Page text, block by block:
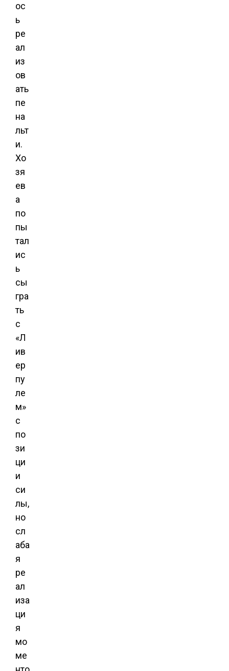
ос
ь
ре
ал
из
ов
ать
пе
на
льт
и.
Хо
зя
ев
а
по
пы
тал
ис
ь
сы
гра
ть
с
«Л
ив
ер
пу
ле
м»
с
по
зи
ци
и
си
лы,
но
сл
аба
я
ре
ал
иза
ци
я
мо
ме